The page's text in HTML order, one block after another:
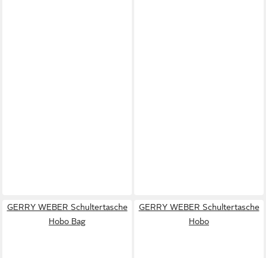
GERRY WEBER Schultertasche
Hobo Bag
GERRY WEBER Schultertasche
Hobo